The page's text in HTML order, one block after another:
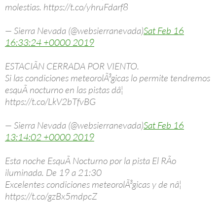
molestias. https://t.co/yhruFdarf8
— Sierra Nevada (@websierranevada)Sat Feb 16
16:33:24 +0000 2019
ESTACIÃN CERRADA POR VIENTO.
Si las condiciones meteorolÃ³gicas lo permite tendremos
esquÃ­ nocturno en las pistas dâ¦
https://t.co/LkV2bTfvBG
— Sierra Nevada (@websierranevada)Sat Feb 16
13:14:02 +0000 2019
Esta noche EsquÃ­ Nocturno por la pista El RÃ­o
iluminada. De 19 a 21:30
Excelentes condiciones meteorolÃ³gicas y de nâ¦
https://t.co/gzBx5mdpcZ